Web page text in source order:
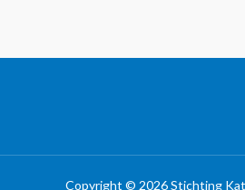
Copyright © 2026 Stichting